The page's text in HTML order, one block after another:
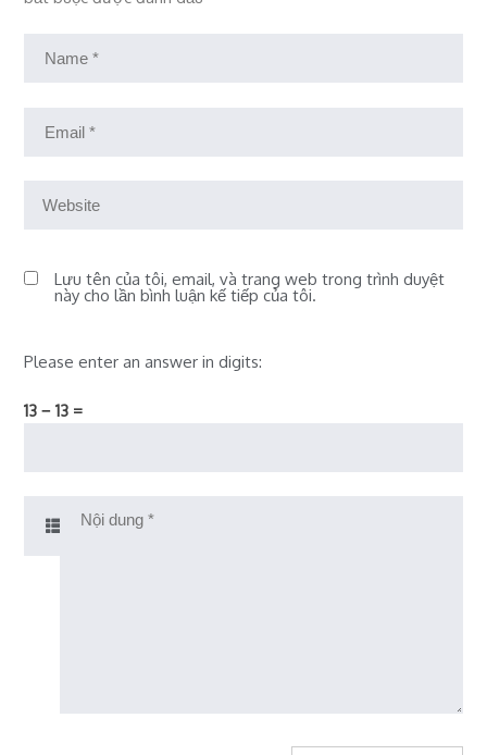
Lưu tên của tôi, email, và trang web trong trình duyệt
này cho lần bình luận kế tiếp của tôi.
Please enter an answer in digits:
13 − 13 =